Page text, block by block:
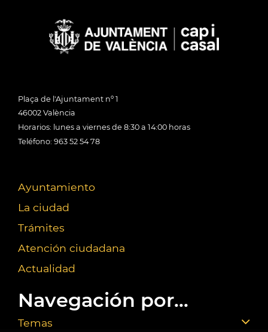
Plaça de l'Ajuntament nº 1
46002 València
Horarios: lunes a viernes de 8:30 a 14:00 horas
Teléfono: 963 52 54 78
Ayuntamiento
La ciudad
Trámites
Atención ciudadana
Actualidad
Navegación por...
Temas